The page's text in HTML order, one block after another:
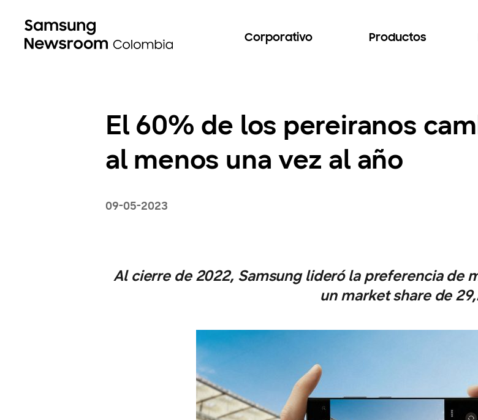
Corporativo Productos
El 60% de los pereiranos
al menos una vez al año
09-05-2023
Al cierre de 2022, Samsung lideró la preferencia de
un market share de